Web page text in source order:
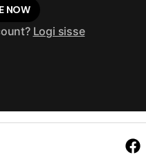
NOW
Logi sisse